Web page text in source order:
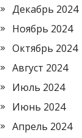
Декабрь 2024
Ноябрь 2024
Октябрь 2024
Август 2024
Июль 2024
Июнь 2024
Апрель 2024